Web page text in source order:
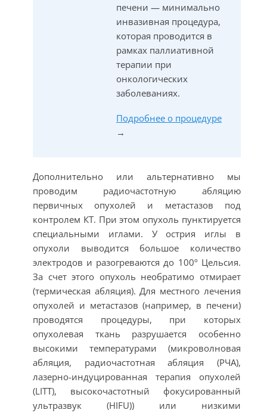
печени — минимально
инвазивная процедура,
которая проводится в
рамках паллиативной
терапии при
онкологических
заболеваниях.
Подробнее о процедуре
→
Дополнительно или альтернативно мы
проводим радиочастотную абляцию
первичных опухолей и метастазов под
контролем КТ. При этом опухоль пунктируется
специальными иглами. У острия иглы в
опухоли выводится большое количество
электродов и разогреваются до 100º Цельсия.
За счет этого опухоль необратимо отмирает
(термическая абляция). Для местного лечения
опухолей и метастазов (например, в печени)
проводятся процедуры, при которых
опухолевая ткань разрушается особенно
высокими температурами (микроволновая
абляция, радиочастотная абляция (РЧА),
лазерно-индуцированная терапия опухолей
(LITT), высокочастотный фокусированный
ультразвук (HIFU)) или низкими